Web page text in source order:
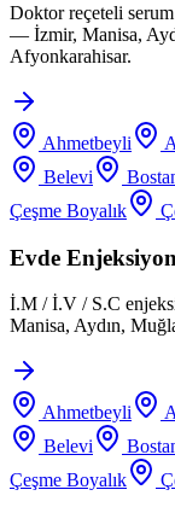
Doktor reçeteli
— İzmir, Manisa,
Afyonkarahisar.
Ahmetbeyli
Belevi
Çeşme Boyalık
Evde Enjeksiyon
İ.M / İ.V / S.C
Manisa, Aydın,
Ahmetbeyli
Belevi
Çeşme Boyalık